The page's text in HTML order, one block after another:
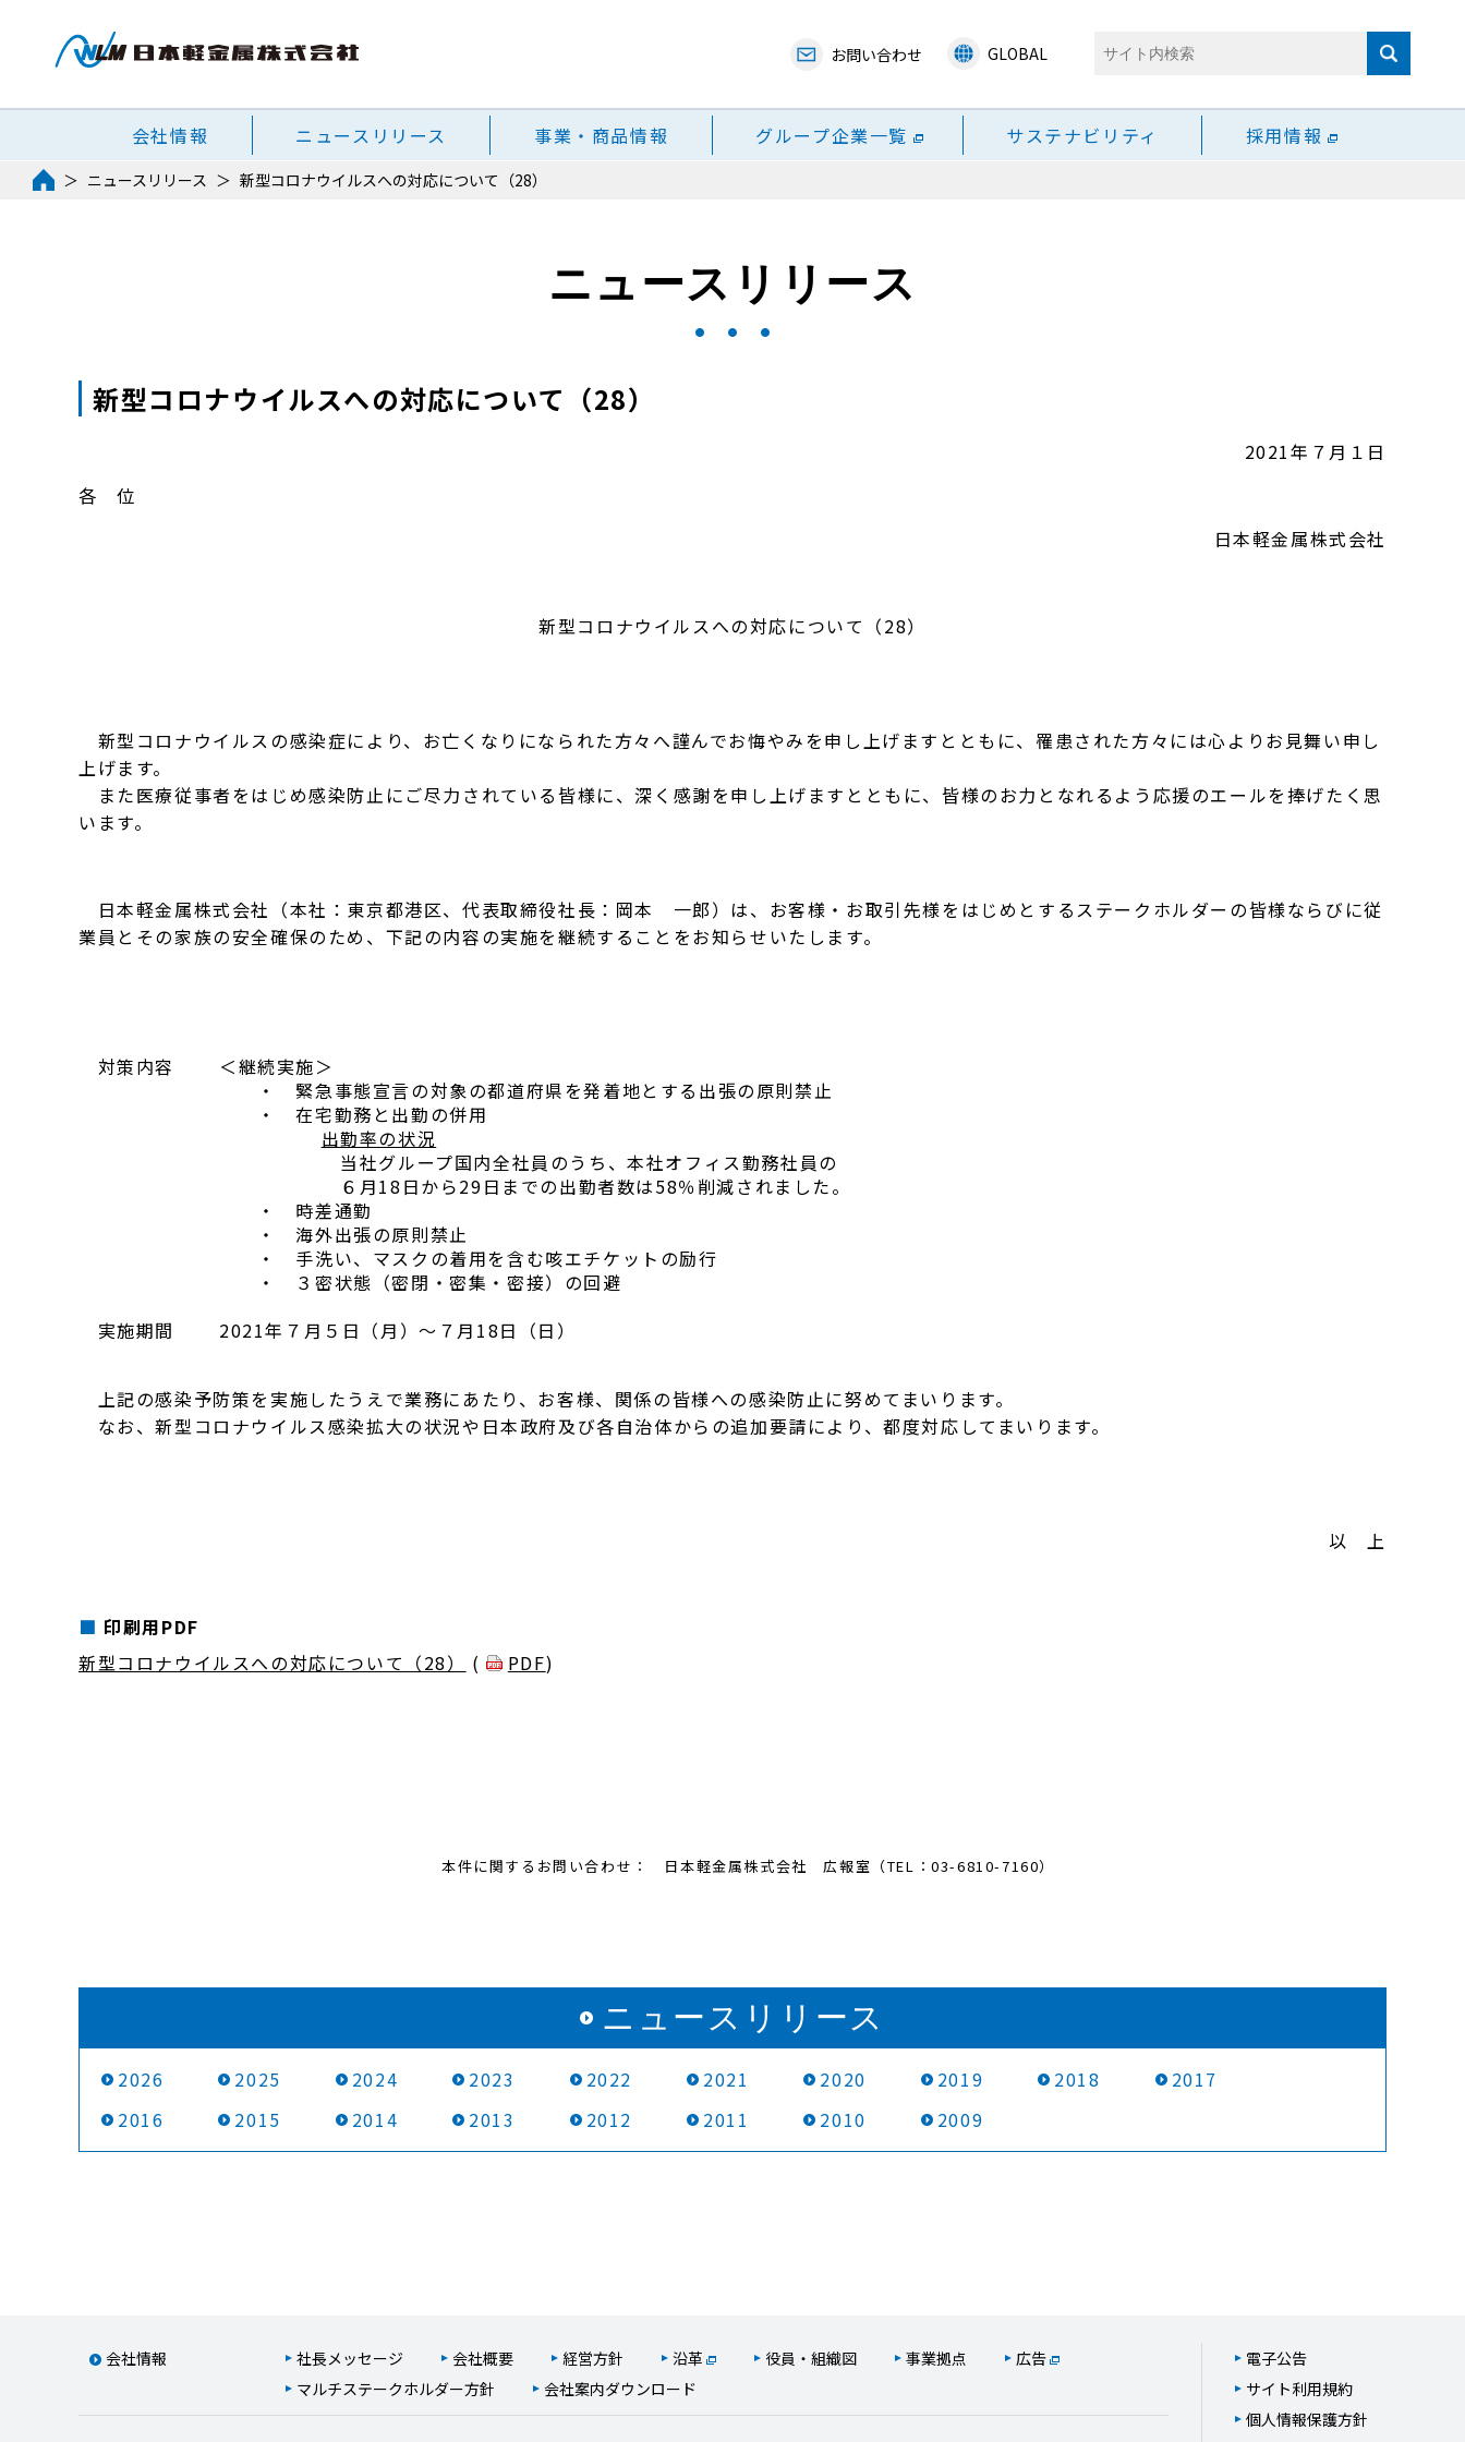
お問い合わせ GLOBAL
会社情報 ニュースリリース 事業・商品情報 グループ企業一覧 サステナビリティ 採用情報
ニュースリリース 新型コロナウイルスへの対応について（28）
ニュースリリース
新型コロナウイルスへの対応について（28）
2021年７月１日
各 位
日本軽金属株式会社
新型コロナウイルスへの対応について（28）
新型コロナウイルスの感染症により、お亡くなりになられた方々へ謹んでお悔やみを申し上げますとともに、罹患された方々には心よりお見舞い申し
上げます。
また医療従事者をはじめ感染防止にご尽力されている皆様に、深く感謝を申し上げますとともに、皆様のお力となれるよう応援のエールを捧げたく思
います。
日本軽金属株式会社（本社：東京都港区、代表取締役社長：岡本 一郎）は、お客様・お取引先様をはじめとするステークホルダーの皆様ならびに従
業員とその家族の安全確保のため、下記の内容の実施を継続することをお知らせいたします。
対策内容
＜継続実施＞
・ 緊急事態宣言の対象の都道府県を発着地とする出張の原則禁止
・ 在宅勤務と出勤の併用
出勤率の状況
当社グループ国内全社員のうち、本社オフィス勤務社員の
６月18日から29日までの出勤者数は58％削減されました。
・ 時差通勤
・ 海外出張の原則禁止
・ 手洗い、マスクの着用を含む咳エチケットの励行
・ ３密状態（密閉・密集・密接）の回避
実施期間
2021年７月５日（月）～７月18日（日）
上記の感染予防策を実施したうえで業務にあたり、お客様、関係の皆様への感染防止に努めてまいります。
なお、新型コロナウイルス感染拡大の状況や日本政府及び各自治体からの追加要請により、都度対応してまいります。
以 上
印刷用PDF
新型コロナウイルスへの対応について（28）
( PDF)
本件に関するお問い合わせ： 日本軽金属株式会社 広報室（TEL：03-6810-7160）
ニュースリリース
2026 2025 2024 2023 2022 2021 2020 2019 2018
2017
2016
2015 2014 2013 2012 2011 2010 2009
会社情報 社長メッセージ 会社概要 経営方針 沿革 役員・組織図 事業拠点
広告
マルチステークホルダー方針
会社案内ダウンロード
電子公告
サイト利用規約
個人情報保護方針